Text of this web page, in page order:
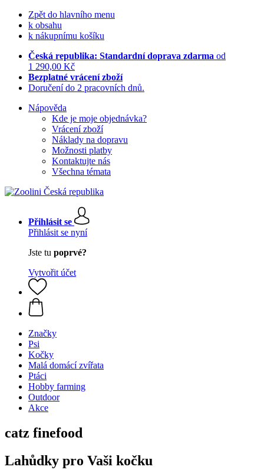
Zpět do hlavního menu
k obsahu
k nákupnímu košíku
Česká republika: Standardní doprava zdarma od
1 290,00 Kč
Bezplatné vrácení zboží
Doručení do 2 pracovních dnů.
Nápověda
Kde je moje objednávka?
Vrácení zboží
Náklady na dopravu
Možnosti platby
Kontaktujte nás
Všechna témata
Přihlásit se
Přihlásit se nyní
Jste tu poprvé?
Vytvořit účet
Značky
Psi
Kočky
Malá domácí zvířata
Ptáci
Hobby farming
Outdoor
Akce
catz finefood
Lahůdky pro Vaši kočku